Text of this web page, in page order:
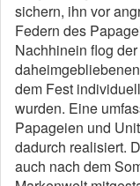
sichern, ihn vor
Federn des
Nachhinein flog
dem Fest
wurden. Eine
Papageien und
dadurch realisiert.
auch nach dem